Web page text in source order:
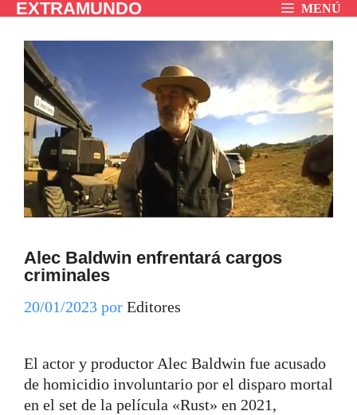
Saltar
contenido
EXTRAMUNDO MENÚ
Alec Baldwin enfrentará cargos
criminales
20/01/2023 por Editores
El actor y productor Alec Baldwin fue acusado
de homicidio involuntario por el disparo mortal
en el set de la película «Rust» en 2021,